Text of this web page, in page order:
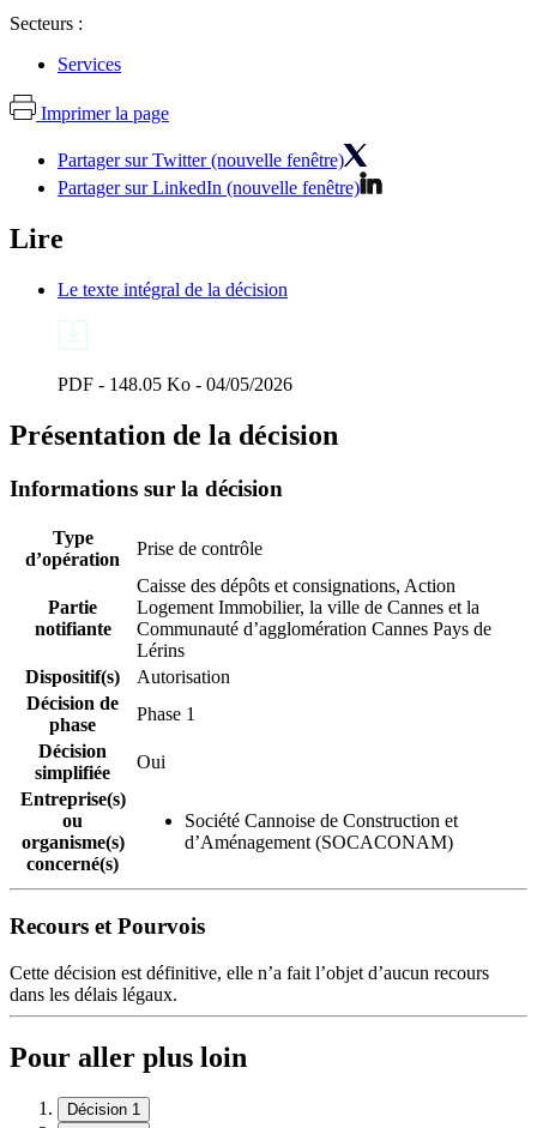
Secteurs :
Services
Imprimer la page
Partager sur Twitter (nouvelle fenêtre)
Partager sur LinkedIn (nouvelle fenêtre)
Lire
Le texte intégral de la décision
PDF - 148.05 Ko - 04/05/2026
Présentation de la décision
Informations sur la décision
Type
d’opération
Prise de contrôle
Partie
notifiante
Caisse des dépôts et consignations, Action
Logement Immobilier, la ville de Cannes et la
Communauté d’agglomération Cannes Pays de
Lérins
Dispositif(s)
Autorisation
Décision de
phase
Phase 1
Décision
simplifiée
Oui
Entreprise(s)
ou
organisme(s)
concerné(s)
Société Cannoise de Construction et
d’Aménagement (SOCACONAM)
Recours et Pourvois
Cette décision est définitive, elle n’a fait l’objet d’aucun recours
dans les délais légaux.
Pour aller plus loin
Décision 1